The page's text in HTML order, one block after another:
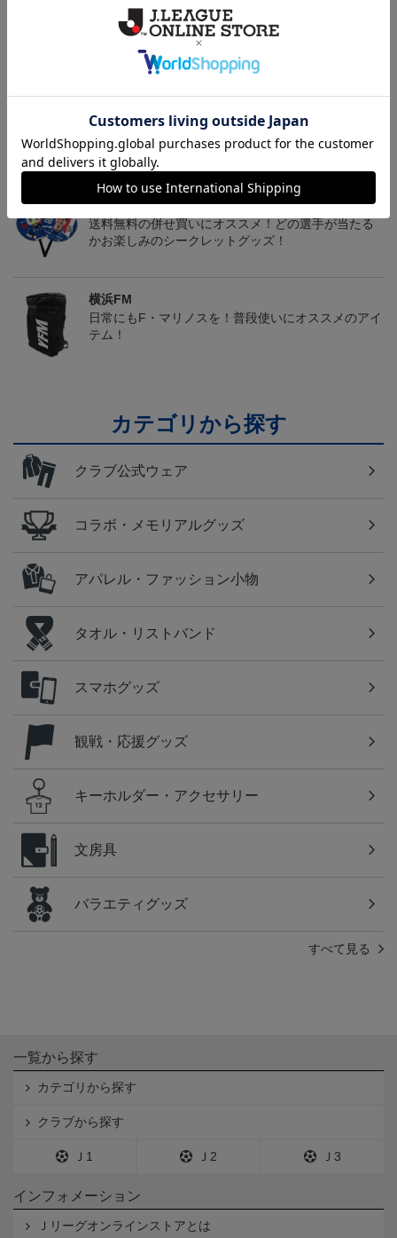
マリニエールユニ
アタッキングフットボー
4,950円
FI BOS Tシャツ＜トリパ
8,250円
トピックス
横浜FM
送料無料の併せ買いにオススメ！どの選手が当たる
かお楽しみのシークレットグッズ！
横浜FM
日常にもF・マリノスを！普段使いにオススメのアイ
テム！
カテゴリから探す
クラブ公式ウェア
コラボ・メモリアルグッズ
アパレル・ファッション小物
タオル・リストバンド
スマホグッズ
観戦・応援グッズ
キーホルダー・アクセサリー
文房具
バラエティグッズ
すべて見る
一覧から探す
カテゴリから探す
クラブから探す
Ｊ1 Ｊ2 Ｊ3
インフォメーション
Ｊリーグオンラインストアとは